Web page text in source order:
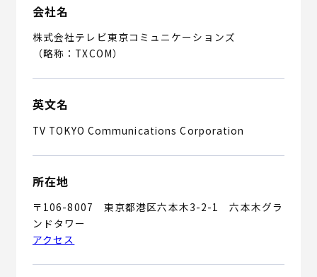
会社名
株式会社テレビ東京コミュニケーションズ
（略称：TXCOM）
英文名
TV TOKYO Communications Corporation
所在地
〒106-8007 東京都港区六本木3-2-1 六本木グラ
ンドタワー
アクセス